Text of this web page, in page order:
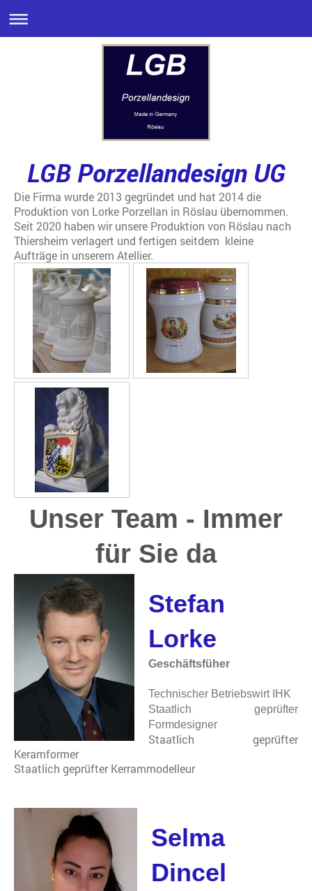
LGB Porzellandesign UG
Die Firma wurde 2013 gegründet und hat 2014 die
Produktion von Lorke Porzellan in Röslau übernommen.
Seit 2020 haben wir unsere Produktion von Röslau nach
Thiersheim verlagert und fertigen seitdem kleine
Aufträge in unserem Atellier.
Unser Team - Immer
für Sie da
Stefan
Lorke
Geschäftsfüher
Technischer Betriebswirt IHK
Staatlich geprüfter
Formdesigner
Staatlich geprüfter
Keramformer
Staatlich geprüfter Kerrammodelleur
Selma
Dincel